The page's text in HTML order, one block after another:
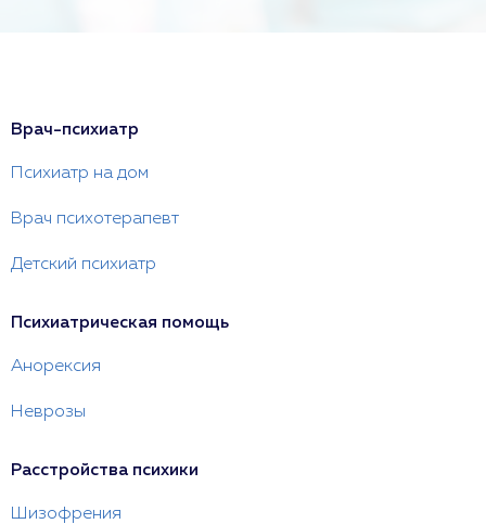
Врач-психиатр
Психиатр на дом
Врач психотерапевт
Детский психиатр
Психиатрическая помощь
Анорексия
Неврозы
Расстройства психики
Шизофрения